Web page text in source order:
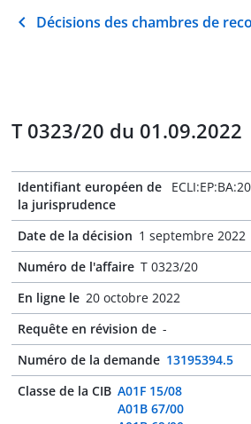
Décisions des chambres de
T 0323/20 du 01.09.2022
Identifiant européen de
la jurisprudence
Date de la décision 1 septembre 2022
Numéro de l'affaire T 0323/20
En ligne le 20 octobre 2022
Requête en révision de -
Numéro de la demande 13195394.5
Classe de la CIB A01F 15/08
A01B 67/00